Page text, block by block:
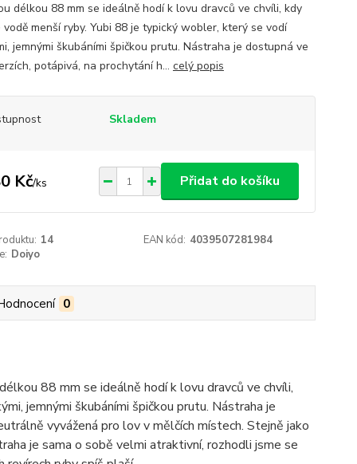
délkou 88 mm se ideálně hodí k lovu dravců ve chvíli, kdy
vodě menší ryby. Yubi 88 je typický wobler, který se vodí
jemnými škubáními špičkou prutu. Nástraha je dostupná ve
potápivá, na prochytání h... celý popis
Skladem
Kč/ks Přidat do košíku
14 EAN kód: 4039507281984
Doiyo
0
88 mm se ideálně hodí k lovu dravců ve chvíli,
jemnými škubáními špičkou prutu. Nástraha je
vyvážená pro lov v mělčích místech. Stejně jako
je sama o sobě velmi atraktivní, rozhodli jsme se